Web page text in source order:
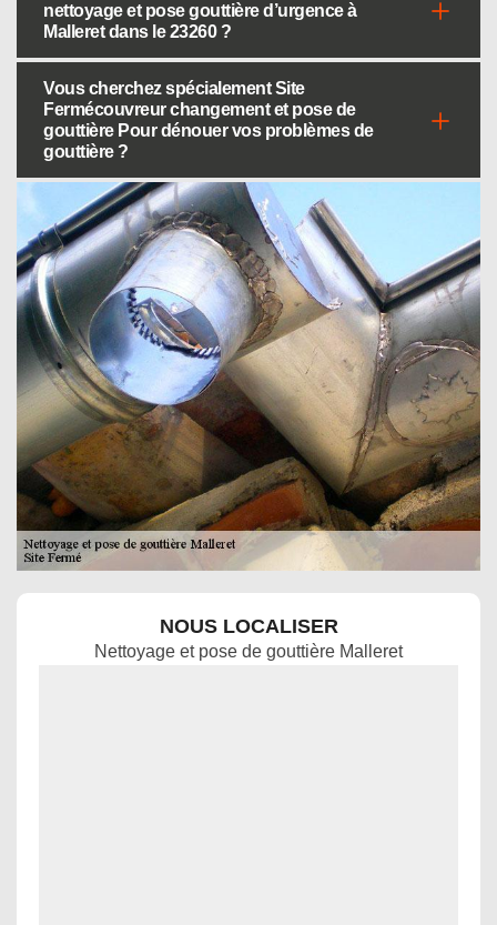
nettoyage et pose gouttière d’urgence à
Malleret dans le 23260 ?
Vous cherchez spécialement Site
Fermécouvreur changement et pose de
gouttière Pour dénouer vos problèmes de
gouttière ?
NOUS LOCALISER
Nettoyage et pose de gouttière Malleret